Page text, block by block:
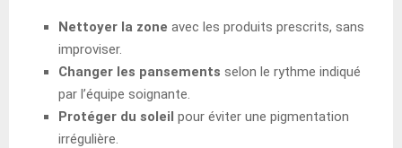
Nettoyer la zone avec les produits prescrits, sans
improviser.
Changer les pansements selon le rythme indiqué
par l’équipe soignante.
Protéger du soleil pour éviter une pigmentation
irrégulière.